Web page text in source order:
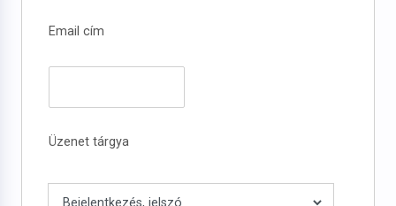
Email cím
Üzenet tárgya